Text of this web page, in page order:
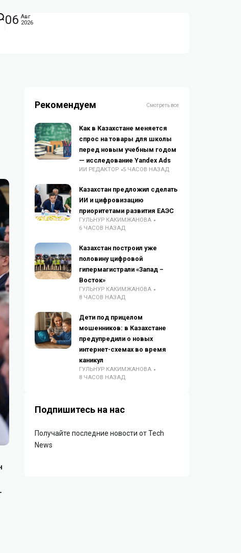
06 Авг
2026
Рекомендуем Смотреть все
Как в Казахстане меняется
спрос на товары для школы
перед новым учебным годом
— исследование Yandex Ads
ИИ РЕДАКТОР 5 ЧАСОВ НАЗАД
Казахстан предложил сделать
ИИ и цифровизацию
приоритетами развития ЕАЭС
ГУЛЬНУР КАКИМЖАНОВА
6 ЧАСОВ НАЗАД
Казахстан построил уже
половину цифровой
гипермагистрали «Запад –
Восток»
ГУЛЬНУР КАКИМЖАНОВА
8 ЧАСОВ НАЗАД
Дети под прицелом
мошенников: в Казахстане
предупредили о новых
интернет-схемах во время
каникул
ГУЛЬНУР КАКИМЖАНОВА
8 ЧАСОВ НАЗАД
Подпишитесь на нас
Получайте последние новости от Tech
News